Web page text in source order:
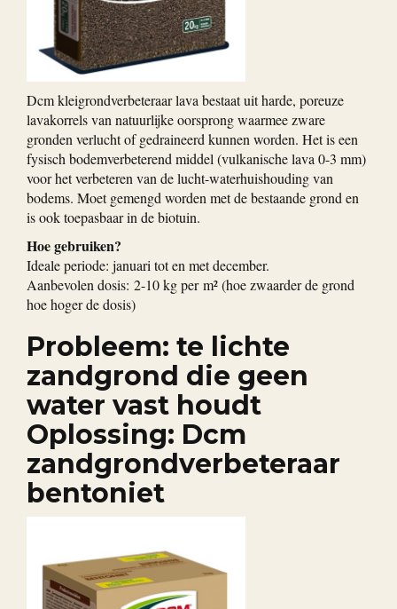
Dcm kleigrondverbeteraar lava bestaat uit harde, poreuze
lavakorrels van natuurlijke oorsprong waarmee zware
gronden verlucht of gedraineerd kunnen worden. Het is een
fysisch bodemverbeterend middel (vulkanische lava 0-3 mm)
voor het verbeteren van de lucht-waterhuishouding van
bodems. Moet gemengd worden met de bestaande grond en
is ook toepasbaar in de biotuin.
Hoe gebruiken?
Ideale periode: januari tot en met december.
Aanbevolen dosis: 2-10 kg per m² (hoe zwaarder de grond
hoe hoger de dosis)
Probleem: te lichte
zandgrond die geen
water vast houdt
Oplossing: Dcm
zandgrondverbeteraar
bentoniet